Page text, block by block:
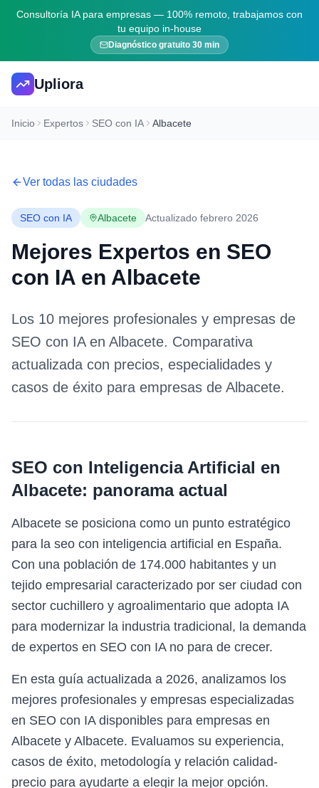
Consultoría IA para empresas — 100% remoto, trabajamos con
tu equipo in-house
Diagnóstico gratuito 30 min
Upliora
Inicio Expertos SEO con IA Albacete
Ver todas las ciudades
SEO con IA Albacete Actualizado febrero 2026
Mejores Expertos en SEO
con IA en Albacete
Los 10 mejores profesionales y empresas de
SEO con IAen Albacete. Comparativa
actualizada con precios, especialidades y
casos de éxito para empresas de Albacete.
SEO con Inteligencia Artificial en
Albacete: panorama actual
Albacete se posiciona como un punto estratégico
para la seo con inteligencia artificial en España.
Con una población de 174.000 habitantes y un
tejido empresarial caracterizado por ser ciudad con
sector cuchillero y agroalimentario que adopta IA
para modernizar la industria tradicional, la demanda
de expertos en SEO con IA no para de crecer.
En esta guía actualizada a 2026, analizamos los
mejores profesionales y empresas especializadas
en SEO con IA disponibles para empresas en
Albacete y Albacete. Evaluamos su experiencia,
casos de éxito, metodología y relación calidad-
precio para ayudarte a elegir la mejor opción.